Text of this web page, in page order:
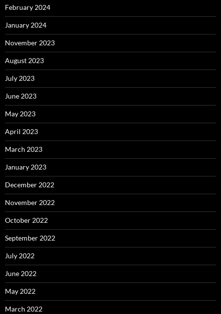
February 2024
January 2024
November 2023
August 2023
July 2023
June 2023
May 2023
April 2023
March 2023
January 2023
December 2022
November 2022
October 2022
September 2022
July 2022
June 2022
May 2022
March 2022